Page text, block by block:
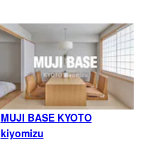
MUJI BASE KYOTO
kiyomizu